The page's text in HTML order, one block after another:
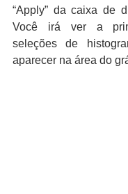
“Apply” da caixa de
Você irá ver a
seleções de
aparecer na área do